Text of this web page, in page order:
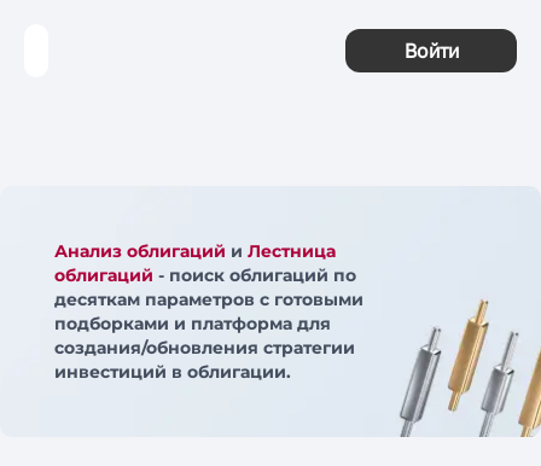
Войти
Анализ облигаций и Лестница
облигаций - поиск облигаций по
десяткам параметров с готовыми
подборками и платформа для
создания/обновления стратегии
инвестиций в облигации.